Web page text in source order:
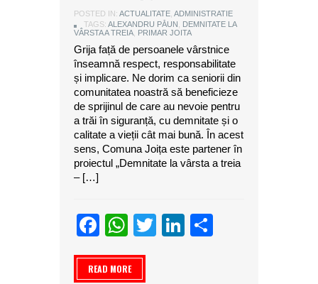
POSTED IN: ACTUALITATE ADMINISTRATIE
TAGS: ALEXANDRU PĂUN
DEMNITATE LA
VÂRSTA A TREIA PRIMAR JOITA
Grija față de persoanele vârstnice
înseamnă respect, responsabilitate
și implicare. Ne dorim ca seniorii din
comunitatea noastră să beneficieze
de sprijinul de care au nevoie pentru
a trăi în siguranță, cu demnitate și o
calitate a vieții cât mai bună. În acest
sens, Comuna Joița este partener în
proiectul „Demnitate la vârsta a treia
– […]
Facebook
WhatsApp
TwitterLinkedIn
READ MORE